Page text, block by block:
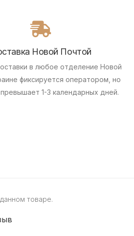
Новой Почтой
в любое отделение Новой
фиксируется оператором, но
1-3 календарных дней.
товаре.